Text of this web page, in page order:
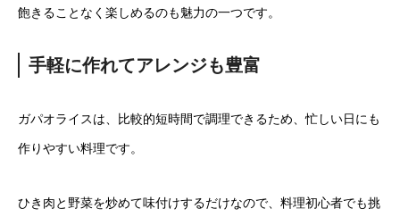
飽きることなく楽しめるのも魅力の一つです。
手軽に作れてアレンジも豊富
ガパオライスは、比較的短時間で調理できるため、忙しい日にも
作りやすい料理です。
ひき肉と野菜を炒めて味付けするだけなので、料理初心者でも挑